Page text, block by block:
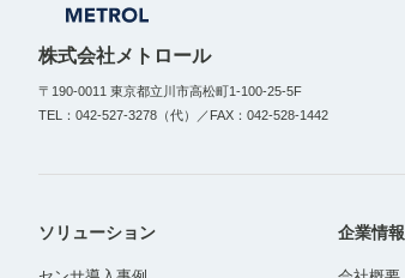
株式会社メトロール
〒190-0011 東京都立川市高松町1-100-25-5F
TEL：042-527-3278（代）／FAX：042-528-1442
ソリューション 企業情報